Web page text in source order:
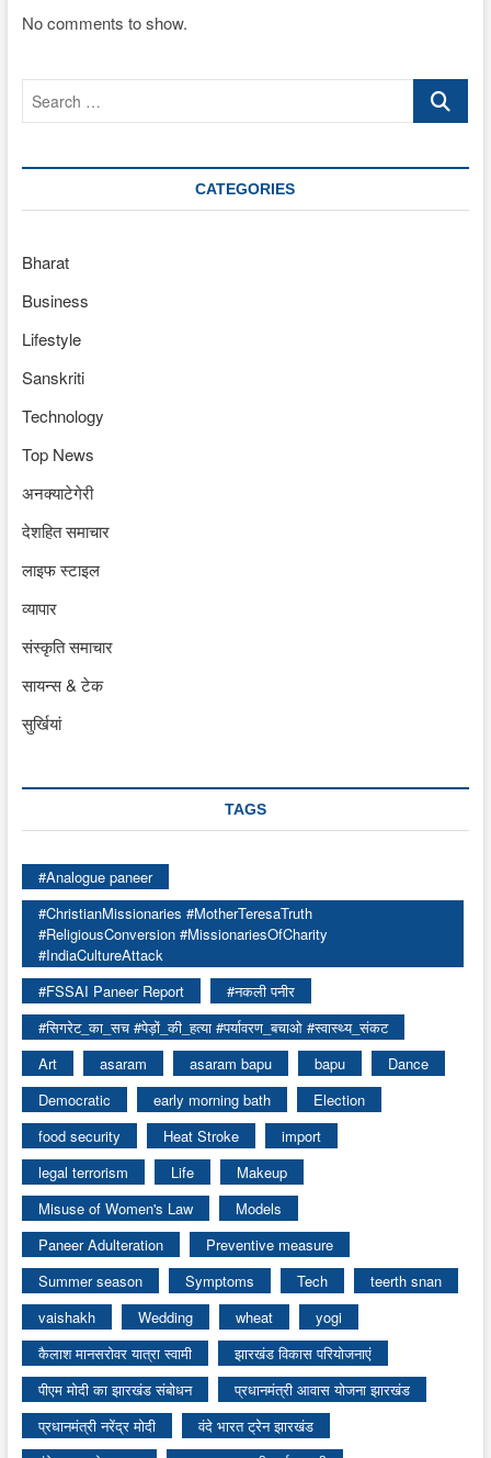
No comments to show.
Search
CATEGORIES
Bharat
Business
Lifestyle
Sanskriti
Technology
Top News
अनक्याटेगेरी
देशहित समाचार
लाइफ स्टाइल
व्यापार
संस्कृति समाचार
सायन्स & टेक
सुर्खियां
TAGS
#Analogue paneer
#ChristianMissionaries #MotherTeresaTruth
#ReligiousConversion #MissionariesOfCharity
#IndiaCultureAttack
#FSSAI Paneer Report
#नकली पनीर
#सिगरेट_का_सच #पेड़ों_की_हत्या #पर्यावरण_बचाओ #स्वास्थ्य_संकट
Art
asaram asaram bapu bapu
Dance
Democratic
early morning bath
Election
food security
Heat Stroke
import
legal terrorism
Life
Makeup
Misuse of Women's Law
Models
Paneer Adulteration
Preventive measure
Summer season
Symptoms Tech
teerth snan
vaishakh
Wedding wheat
yogi
कैलाश मानसरोवर यात्रा स्वामी
झारखंड विकास परियोजनाएं
पीएम मोदी का झारखंड संबोधन
प्रधानमंत्री आवास योजना झारखंड
प्रधानमंत्री नरेंद्र मोदी
वंदे भारत ट्रेन झारखंड